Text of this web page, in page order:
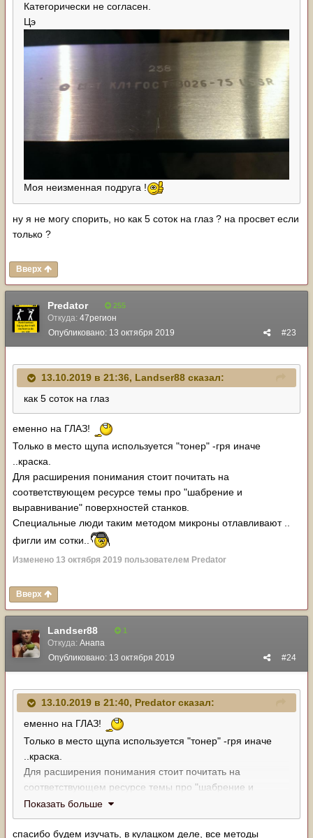
Категорически не согласен.
Цэ
Моя неизменная подруга !
ну я не могу спорить, но как 5 соток на глаз ? на просвет если
только ?
Вверх
Predator 255
Откуда: 47регион
#23
Опубликовано: 13 октября 2019
13.10.2019 в 21:36, Landser88 сказал:
как 5 соток на глаз
еменно на ГЛАЗ!
Только в место щупа используется "тонер" -гря иначе
..краска.
Для расширения понимания стоит почитать на
соответствующем ресурсе темы про "шабрение и
выравнивание" поверхностей станков.
Специальные люди таким методом микроны отлавливают ..
фигли им сотки..
Изменено 13 октября 2019 пользователем Predator
Вверх
Landser88 1
Откуда: Анапа
#24
Опубликовано: 13 октября 2019
13.10.2019 в 21:40, Predatorсказал:
еменно на ГЛАЗ!
Только в место щупа используется "тонер" -гря иначе
..краска.
Для расширения понимания стоит почитать на
соответствующем ресурсе темы про "шабрение и
выравнивание" поверхностей станков.
Специальные люди таким методом микроны
отлавливают .. фигли им сотки..
Показать больше
спасибо будем изучать, в кулацком деле, все методы